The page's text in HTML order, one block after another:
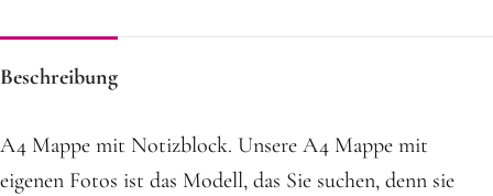
Beschreibung
A4 Mappe mit Notizblock. Unsere A4 Mappe mit
eigenen Fotos ist das Modell, das Sie suchen, denn sie